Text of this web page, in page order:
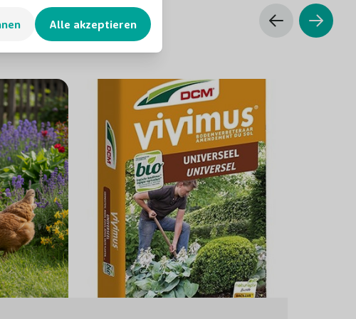
Alle akzeptieren
Große und kleine Gärten
Wurzel Topf/Wurzelbal